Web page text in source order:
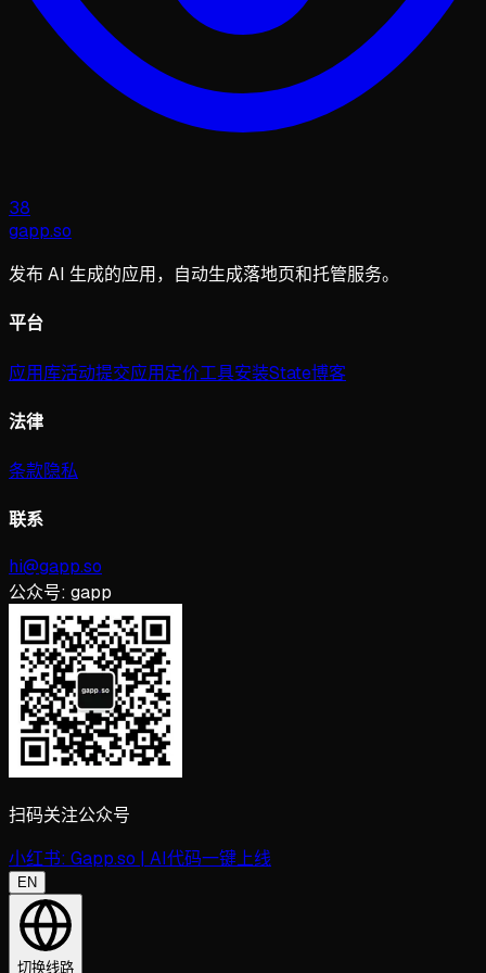
38
gapp.so
发布 AI 生成的应用，自动生成落地页和托管服务。
平台
应用库活动提交应用定价工具安装State博客
法律
条款隐私
联系
hi@gapp.so
公众号: gapp
扫码关注公众号
小红书: Gapp.so | AI代码一键上线
EN
切换线路